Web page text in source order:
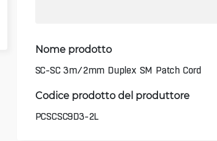
Nome prodotto
SC-SC 3m/2mm Duplex SM Patch Cord
Codice prodotto del produttore
PCSCSC9D3-2L